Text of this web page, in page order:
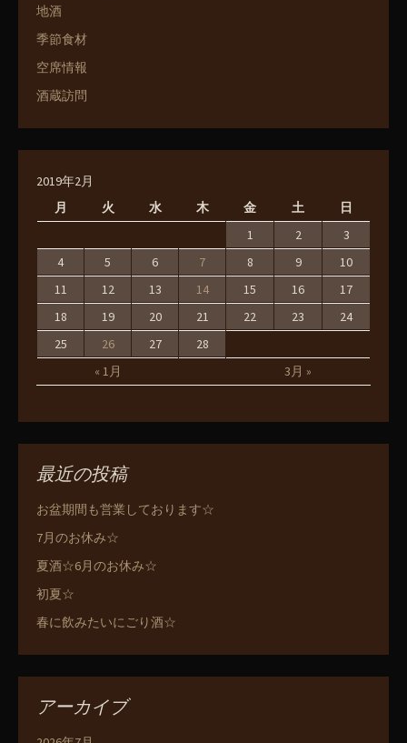
地酒
季節食材
空席情報
酒蔵訪問
2019年2月
月
火 水 木 金 土 日
« 1月 3月 »
1 2
3
4
5 6 7 8 9
10
11
12 13 14 15 16
17
18
19 20 21 22 23
24
25
26 27 28
最近の投稿
お盆期間も営業しております☆
7月のお休み☆
夏酒☆6月のお休み☆
初夏☆
春に飲みたいにごり酒☆
アーカイブ